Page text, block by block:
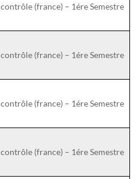
contrôle (france) – 1ére Semestre: نمودج 10
contrôle (france) – 1ére Semestre: نمودج 11
contrôle (france) – 1ére Semestre: نمودج 12
contrôle (france) – 1ére Semestre: نمودج 13